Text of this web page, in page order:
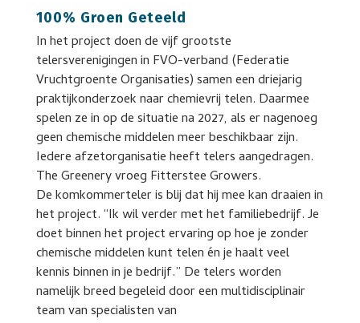
100% Groen Geteeld
In het project doen de vijf grootste
telersverenigingen in FVO-verband (Federatie
Vruchtgroente Organisaties) samen een driejarig
praktijkonderzoek naar chemievrij telen. Daarmee
spelen ze in op de situatie na 2027, als er nagenoeg
geen chemische middelen meer beschikbaar zijn.
Iedere afzetorganisatie heeft telers aangedragen.
The Greenery vroeg Fitterstee Growers.
De komkommerteler is blij dat hij mee kan draaien in
het project. “Ik wil verder met het familiebedrijf. Je
doet binnen het project ervaring op hoe je zonder
chemische middelen kunt telen én je haalt veel
kennis binnen in je bedrijf.” De telers worden
namelijk breed begeleid door een multidisciplinair
team van specialisten van